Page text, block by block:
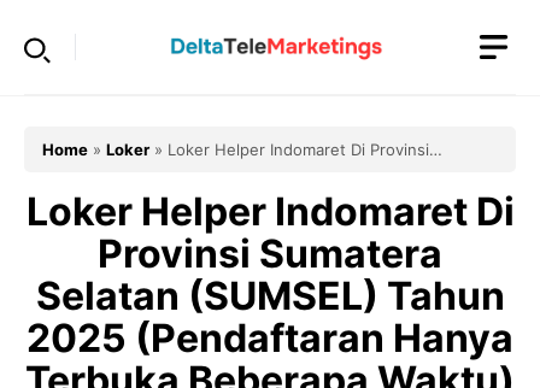
Home » Loker » Loker Helper Indomaret Di Provinsi
Hanya Terbuka Beberapa Waktu)
Loker Helper Indomaret Di
Provinsi Sumatera
Selatan (SUMSEL) Tahun
2025 (Pendaftaran Hanya